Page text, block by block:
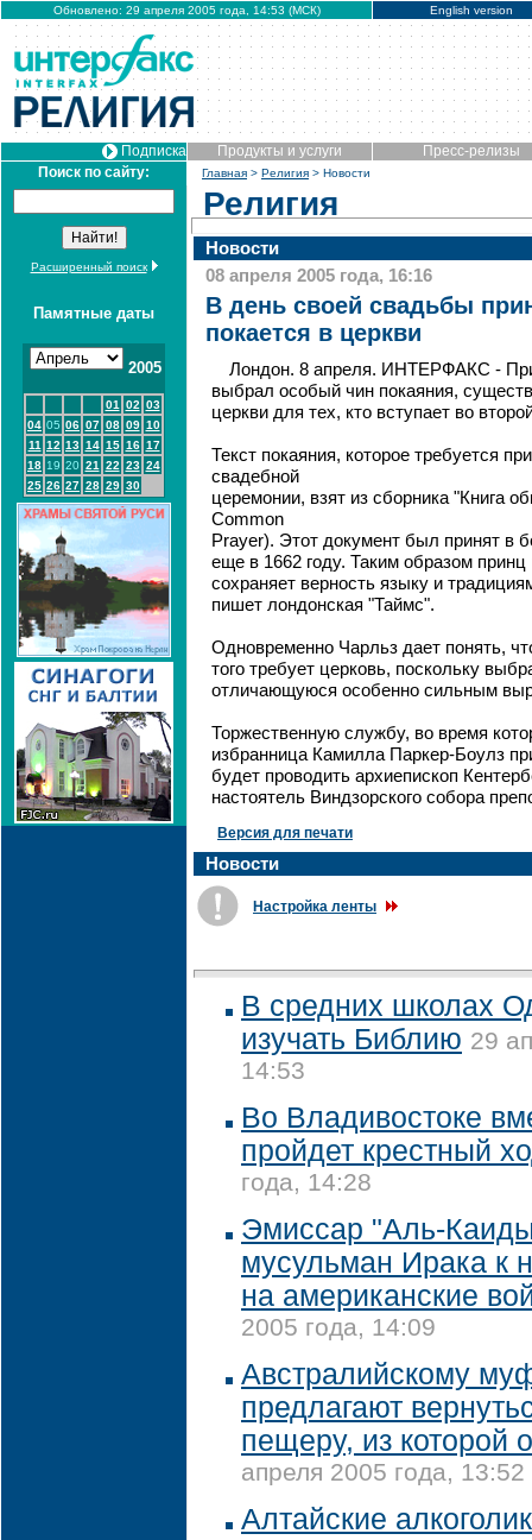
Обновлено: 29 апреля 2005 года, 14:53 (МСК) English version
Подписка Продукты и услуги
Пресс-релизы
Поиск по сайту:
Расширенный поиск
Памятные даты
2005
01 02 03
04 05 06 07 08 09 10
11 12 13 14 15 16 17
18 19 20 21 22 23 24
25 26 27 28 29 30
Главная > Религия > Новости
Религия
Новости
08 апреля 2005 года, 16:16
В день своей свадьбы
покается в церкви
Лондон. 8 апреля. ИНТЕРФАКС -
выбрал особый чин покаяния,
церкви для тех, кто вступает во
Текст покаяния, которое требуется
свадебной
церемонии, взят из сборника "Книга
Common
Prayer). Этот документ был принят в
еще в 1662 году. Таким образом принц
сохраняет верность языку и
пишет лондонская "Таймс".
Одновременно Чарльз дает понять,
того требует церковь, поскольку
отличающуюся особенно сильным
Торжественную службу, во время
избранница Камилла Паркер-Боулз
будет проводить архиепископ
настоятель Виндзорского собора
Версия для печати
Новости
Настройка ленты
В средних школах
изучать Библию 29
14:53
Во Владивостоке
пройдет крестный
года, 14:28
Эмиссар "Аль-
мусульман Ирака к
на американские
2005 года, 14:09
Австралийскому
предлагают
пещеру, из которой
апреля 2005 года, 13:52
Алтайские